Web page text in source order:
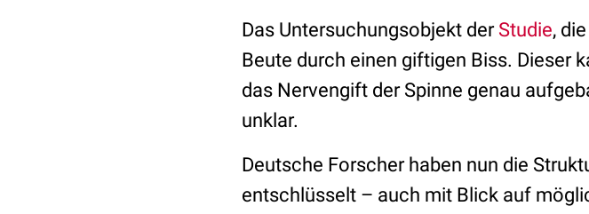
Das Untersuchungsobjekt der Studie, die
Beute durch einen giftigen Biss. Dieser
das Nervengift der Spinne genau
unklar.
Deutsche Forscher haben nun die
entschlüsselt – auch mit Blick auf